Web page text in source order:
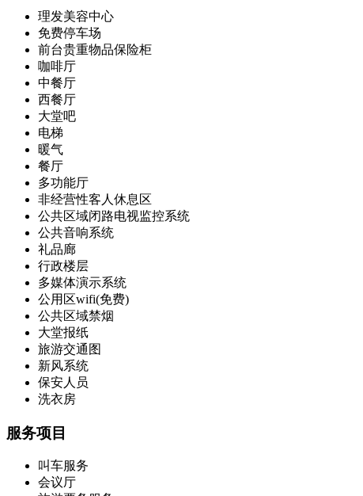
理发美容中心
免费停车场
前台贵重物品保险柜
咖啡厅
中餐厅
西餐厅
大堂吧
电梯
暖气
餐厅
多功能厅
非经营性客人休息区
公共区域闭路电视监控系统
公共音响系统
礼品廊
行政楼层
多媒体演示系统
公用区wifi(免费)
公共区域禁烟
大堂报纸
旅游交通图
新风系统
保安人员
洗衣房
服务项目
叫车服务
会议厅